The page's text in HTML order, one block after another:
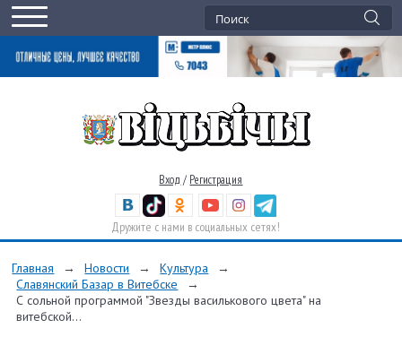
Вход / Регистрация
Дружите с нами в социальных сетях!
Главная → Новости → Культура
→
Славянский Базар в Витебске
→
С сольной программой "Звезды василькового цвета" на
витебской...